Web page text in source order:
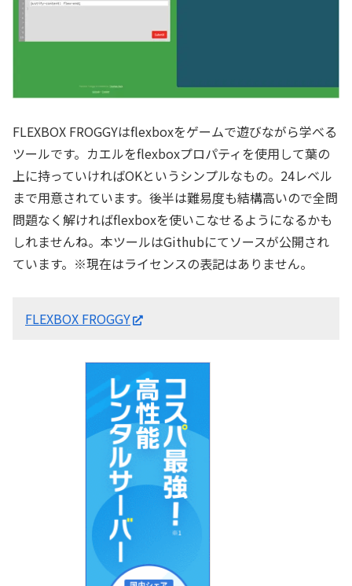
FLEXBOX FROGGYはflexboxをゲームで遊びながら学べる
ツールです。カエルをflexboxプロパティを使用して葉の
上に持っていければOKというシンプルなもの。24レベル
まで用意されています。後半は難易度も結構高いので全問
問題なく解ければflexboxを使いこなせるようになるかも
しれませんね。本ツールはGithubにてソースが公開され
ています。※現在はライセンスの表記はありません。
FLEXBOX FROGGY